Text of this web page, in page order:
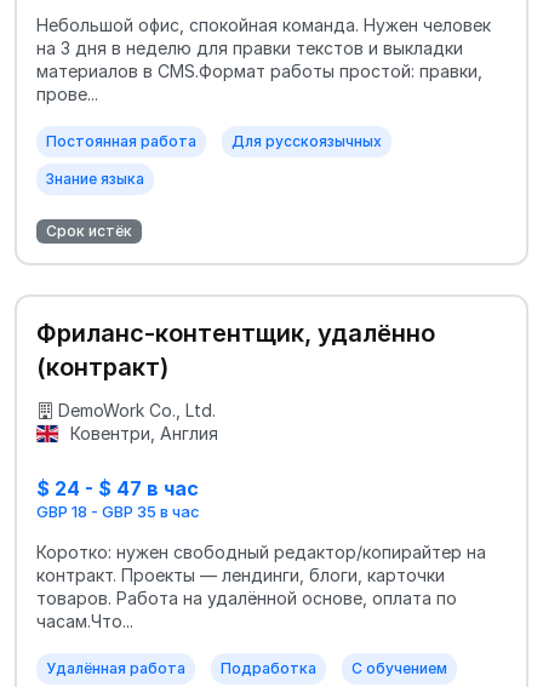
Небольшой офис, спокойная команда. Нужен человек
на 3 дня в неделю для правки текстов и выкладки
материалов в CMS.Формат работы простой: правки,
прове...
Постоянная работа Для русскоязычных
Знание языка
Срок истёк
Фриланс-контентщик, удалённо
(контракт)
DemoWork Co., Ltd.
Ковентри, Англия
$ 24 - $ 47 в час
GBP 18 - GBP 35 в час
Коротко: нужен свободный редактор/копирайтер на
контракт. Проекты — лендинги, блоги, карточки
товаров. Работа на удалённой основе, оплата по
часам.Что...
Удалённая работа Подработка С обучением